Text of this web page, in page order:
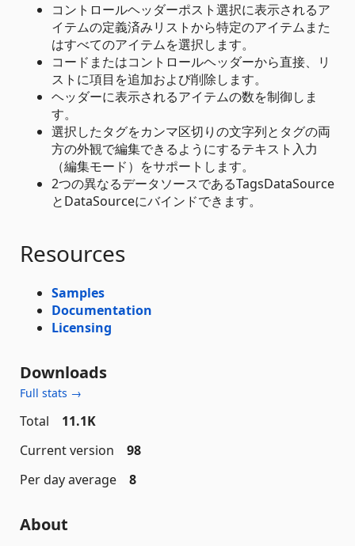
コントロールヘッダーポスト選択に表示されるア
イテムの定義済みリストから特定のアイテムまた
はすべてのアイテムを選択します。
コードまたはコントロールヘッダーから直接、リ
ストに項目を追加および削除します。
ヘッダーに表示されるアイテムの数を制御しま
す。
選択したタグをカンマ区切りの文字列とタグの両
方の外観で編集できるようにするテキスト入力
（編集モード）をサポートします。
2つの異なるデータソースであるTagsDataSource
とDataSourceにバインドできます。
Resources
Samples
Documentation
Licensing
Downloads
Full stats →
Total
11.1K
Current version
98
Per day average
8
About